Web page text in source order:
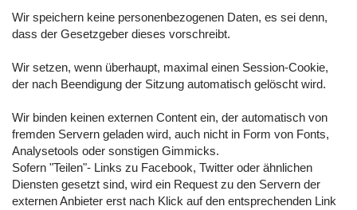
Wir speichern keine personenbezogenen Daten, es sei denn,
dass der Gesetzgeber dieses vorschreibt.
Wir setzen, wenn überhaupt, maximal einen Session-Cookie,
der nach Beendigung der Sitzung automatisch gelöscht wird.
Wir binden keinen externen Content ein, der automatisch von
fremden Servern geladen wird, auch nicht in Form von Fonts,
Analysetools oder sonstigen Gimmicks.
Sofern "Teilen"- Links zu Facebook, Twitter oder ähnlichen
Diensten gesetzt sind, wird ein Request zu den Servern der
externen Anbieter erst nach Klick auf den entsprechenden Link